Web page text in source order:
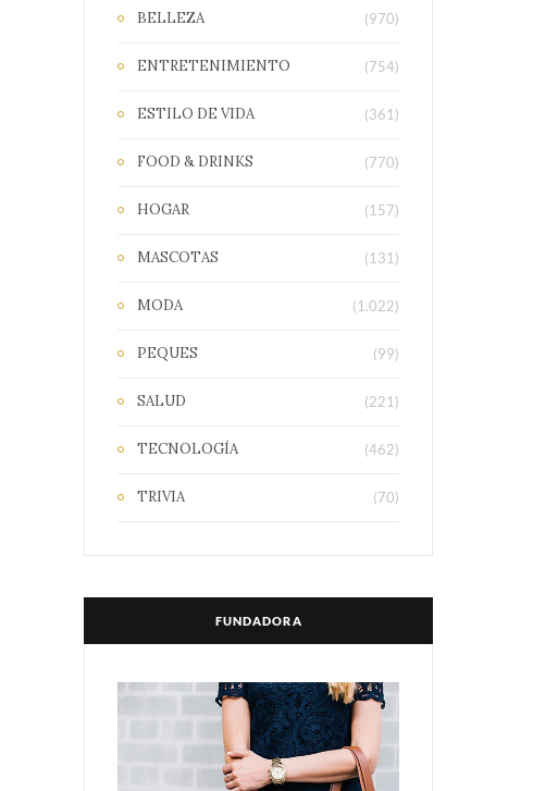
BELLEZA (970)
ENTRETENIMIENTO (754)
ESTILO DE VIDA (361)
FOOD & DRINKS (770)
HOGAR (157)
MASCOTAS (131)
MODA (1.022)
PEQUES (99)
SALUD (221)
TECNOLOGÍA (462)
TRIVIA (70)
FUNDADORA